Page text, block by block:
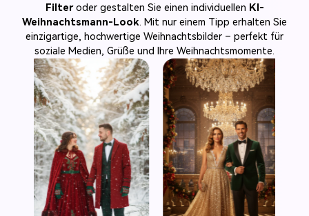
Filteroder gestalten Sie einen individuellen KI-
Weihnachtsmann-Look. Mit nur einem Tipp erhalten Sie
einzigartige, hochwertige Weihnachtsbilder – perfekt für
soziale Medien, Grüße und Ihre Weihnachtsmomente.